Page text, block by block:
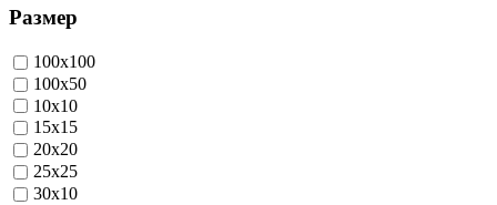
Размер
100х100
100х50
10х10
15х15
20х20
25х25
30х10